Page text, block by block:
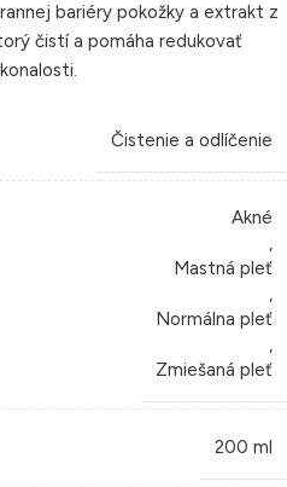
bariéry pokožky a extrakt z
čistí a pomáha redukovať
Čistenie a odlíčenie
Akné
,
Mastná pleť
,
Normálna pleť
,
Zmiešaná pleť
200 ml